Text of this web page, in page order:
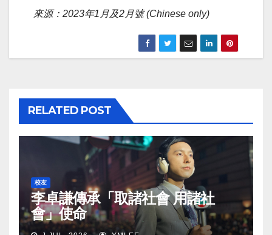
來源：2023年1月及2月號 (Chinese only)
RELATED POST
校友
李卓謙傳承「取諸社會 用諸社
會」使命